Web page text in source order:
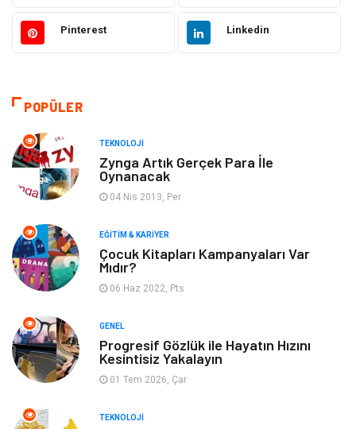
Gıda Hukuk
Seo Teknikleri
Güzellik & Bakım
Emlak
Mobilya
Finans & Ekonomi
Domain
Makaleler Bebek Giyim
Pinterest Linkedin
POPÜLER
TEKNOLOJI
Zynga Artık Gerçek Para İle
Oynanacak
04 Nis 2013, Per
EĞITIM & KARIYER
Çocuk Kitapları Kampanyaları Var
Mıdır?
06 Haz 2022, Pts
GENEL
Progresif Gözlük ile Hayatın Hızını
Kesintisiz Yakalayın
01 Tem 2026, Çar
TEKNOLOJI